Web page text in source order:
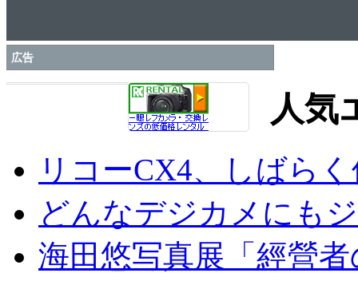
広告
人気
リコーCX4、しばら
どんなデジカメにも
海田悠写真展「經營